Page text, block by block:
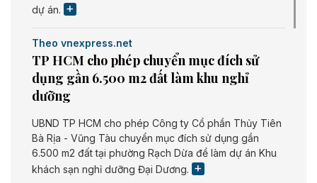
dự án.
Theo vnexpress.net
TP HCM cho phép chuyển mục đích sử
dụng gần 6.500 m2 đất làm khu nghỉ
dưỡng
UBND TP HCM cho phép Công ty Cổ phần Thủy Tiên
Bà Rịa - Vũng Tàu chuyển mục đích sử dụng gần
6.500 m2 đất tại phường Rạch Dừa để làm dự án Khu
khách sạn nghỉ dưỡng Đại Dương.